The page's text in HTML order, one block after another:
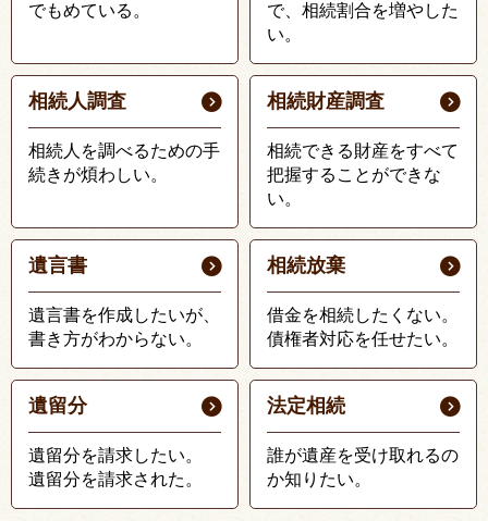
でもめている。
で、相続割合を増やした
い。
相続人調査
相続人を調べるための手
続きが煩わしい。
相続財産調査
相続できる財産をすべて
把握することができな
い。
遺言書
遺言書を作成したいが、
書き方がわからない。
相続放棄
借金を相続したくない。
債権者対応を任せたい。
遺留分
遺留分を請求したい。
遺留分を請求された。
法定相続
誰が遺産を受け取れるの
か知りたい。